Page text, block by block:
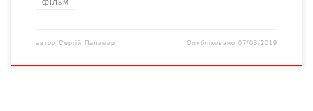
фільм
автор Сергій Паламар Опубліковано07/03/2019